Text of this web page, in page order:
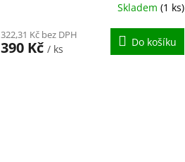
Skladem (1 ks)
322,31 Kč bez DPH
390 Kč / ks
Do košíku